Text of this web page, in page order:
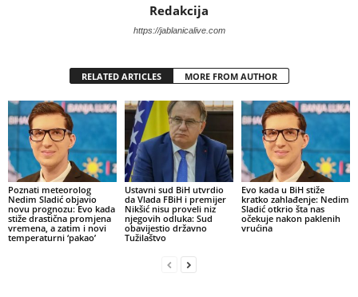
Redakcija
https://jablanicalive.com
RELATED ARTICLES MORE FROM AUTHOR
Poznati meteorolog
Nedim Sladić objavio
novu prognozu: Evo kada
stiže drastična promjena
vremena, a zatim i novi
temperaturni ‘pakao’
Ustavni sud BiH utvrdio
da Vlada FBiH i premijer
Nikšić nisu proveli niz
njegovih odluka: Sud
obavijestio državno
Tužilaštvo
Evo kada u BiH stiže
kratko zahlađenje: Nedim
Sladić otkrio šta nas
očekuje nakon paklenih
vrućina